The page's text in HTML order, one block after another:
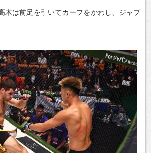
木は前足を引いてカーフをかわし、ジャブ